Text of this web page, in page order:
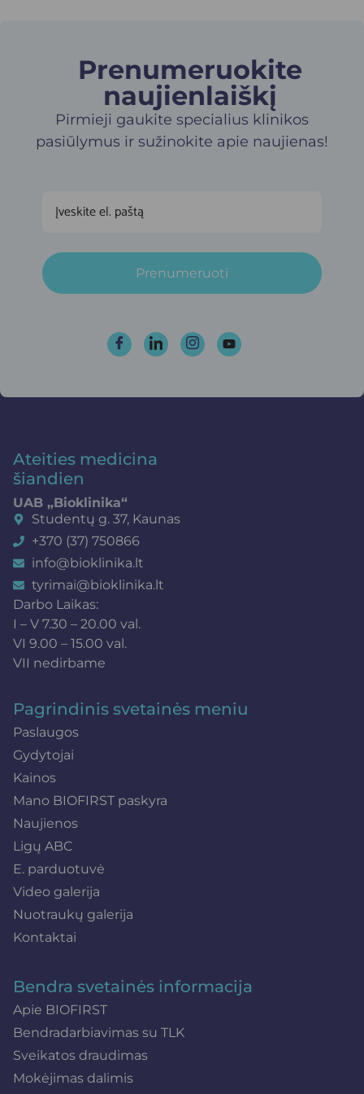
Prenumeruokite
naujienlaiškį​
Pirmieji gaukite specialius klinikos
pasiūlymus ir sužinokite apie naujienas!
Prenumeruoti
Ateities medicina
šiandien
UAB „Bioklinika“
Studentų g. 37, Kaunas
+370 (37) 750866
info@bioklinika.lt
tyrimai@bioklinika.lt
Darbo Laikas:
I – V 7.30 – 20.00 val.
VI 9.00 – 15.00 val.
VII nedirbame
Pagrindinis svetainės meniu
Paslaugos
Gydytojai
Kainos
Mano BIOFIRST paskyra
Naujienos
Ligų ABC
E. parduotuvė
Video galerija
Nuotraukų galerija
Kontaktai
Bendra svetainės informacija
Apie BIOFIRST
Bendradarbiavimas su TLK
Sveikatos draudimas
Mokėjimas dalimis